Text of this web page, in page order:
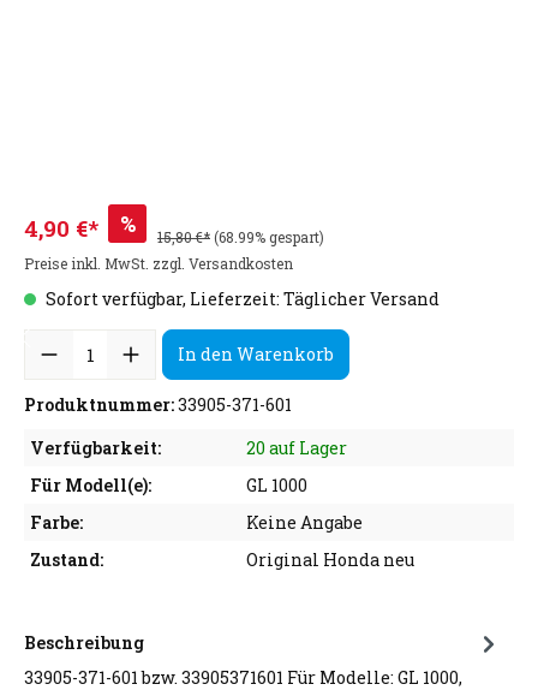
4,90 €* % 15,80 €*(68.99% gespart)
Preise inkl. MwSt. zzgl. Versandkosten
Sofort verfügbar, Lieferzeit: Täglicher Versand
In den Warenkorb
Produktnummer:33905-371-601
Verfügbarkeit:
20 auf Lager
Für Modell(e):
GL 1000
Farbe:
Keine Angabe
Zustand:
Original Honda neu
Beschreibung
33905-371-601 bzw. 33905371601 Für Modelle: GL 1000,